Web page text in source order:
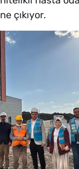
çıkıyor.